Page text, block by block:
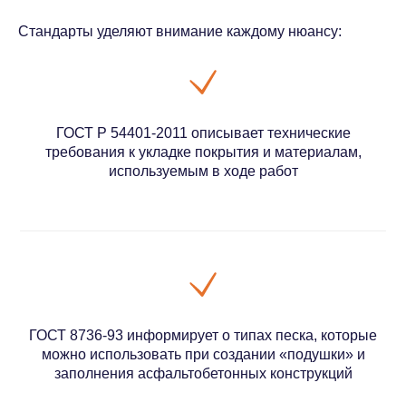
Стандарты уделяют внимание каждому нюансу:
ГОСТ Р 54401-2011 описывает технические
требования к укладке покрытия и материалам,
используемым в ходе работ
ГОСТ 8736-93 информирует о типах песка, которые
можно использовать при создании «подушки» и
заполнения асфальтобетонных конструкций